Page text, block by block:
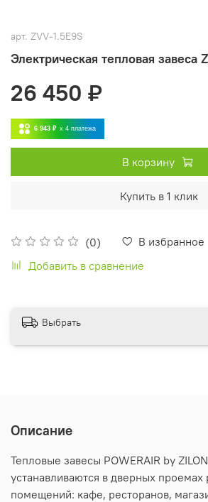
арт. ZVV-1.5E9S
Электрическая тепловая завеса
(0)
В избранное
Добавить в сравнение
26 450 ₽
6 943 ₽ x 4 платежа
В корзину
Купить в 1 клик
Выбрать
Описание
Тепловые завесы POWERAIR by
устанавливаются в дверных проемах
помещений: кафе, ресторанов,